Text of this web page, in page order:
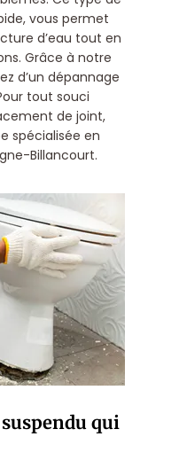
vous permet
d’eau tout en
Grâce à notre
d’un dépannage
tout souci
de joint,
spécialisée en
Billancourt.
qui